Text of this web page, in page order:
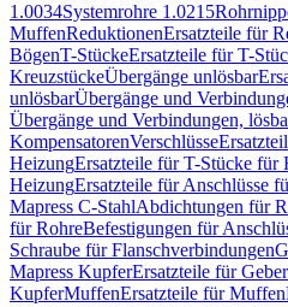
1.0034Systemrohre 1.0215
MuffenReduktionenErsatzteile für
BögenT-StückeErsatzteile für T-
KreuzstückeÜbergänge unlösbar
unlösbarÜbergänge und
Übergänge und Verbindungen,
KompensatorenVerschlüsse
HeizungErsatzteile für T-Stücke für
HeizungErsatzteile für Anschlüsse
Mapress C-StahlAbdichtungen für
für RohreBefestigungen für
Schraube für Flanschverbindungen
Mapress KupferErsatzteile für
KupferMuffenErsatzteile für Muffen